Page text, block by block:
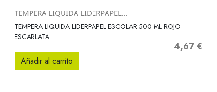
TEMPERA LIQUIDA LIDERPAPEL...
TEMPERA LIQUIDA LIDERPAPEL ESCOLAR 500 ML ROJO
ESCARLATA
Precio
4,67 €
Añadir al carrito